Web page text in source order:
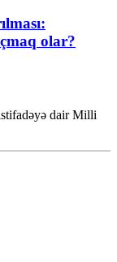
olar?
dair Milli